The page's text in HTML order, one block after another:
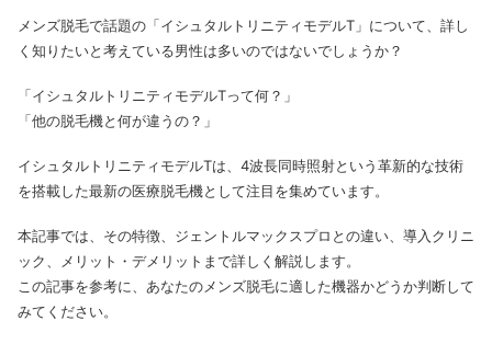
メンズ脱毛で話題の「イシュタルトリニティモデルT」について、詳し
く知りたいと考えている男性は多いのではないでしょうか？
「イシュタルトリニティモデルTって何？」
「他の脱毛機と何が違うの？」
イシュタルトリニティモデルTは、4波長同時照射という革新的な技術
を搭載した最新の医療脱毛機として注目を集めています。
本記事では、その特徴、ジェントルマックスプロとの違い、導入クリニ
ック、メリット・デメリットまで詳しく解説します。
この記事を参考に、あなたのメンズ脱毛に適した機器かどうか判断して
みてください。